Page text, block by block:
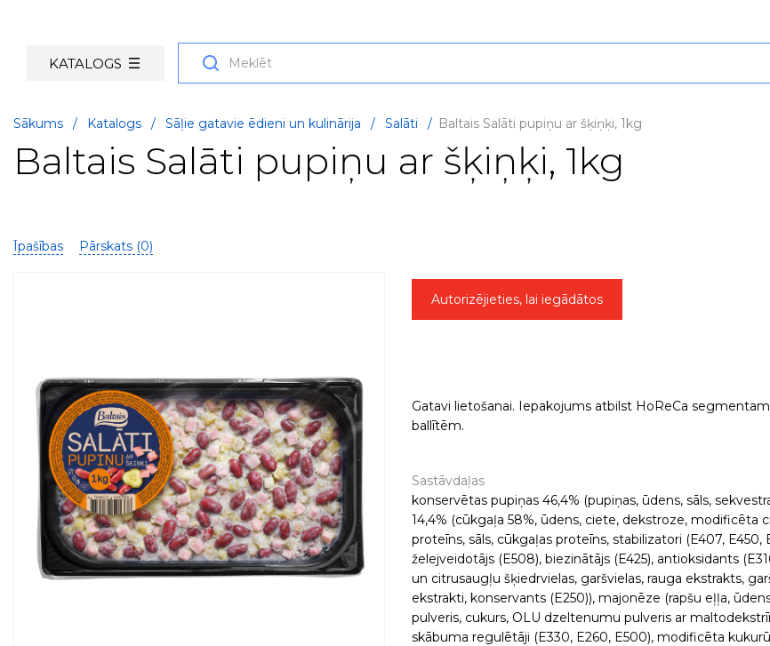
KATALOGS
Sākums / Katalogs / Sāļie gatavie ēdieni un kulinārija / Salāti / Baltais Salāti pupiņu ar šķiņķi, 1kg
Baltais Salāti pupiņu ar šķiņķi, 1kg
Īpašības Pārskats (0)
Autorizējieties, lai iegādātos
Gatavi lietošanai. Iepakojums atbilst HoReCa
ballītēm.
Sastāvdaļas
konservētas pupiņas 46,4% (pupiņas, ūdens, sāls,
14,4% (cūkgaļa 58%, ūdens, ciete, dekstroze, modificēta
proteīns, sāls, cūkgaļas proteīns, stabilizatori (E407, E450,
želejveidotājs (E508), biezinātājs (E425), antioksidants
un citrusaugļu šķiedrvielas, garšvielas, rauga ekstrakts,
ekstrakti, konservants (E250)), majonēze (rapšu eļļa,
pulveris, cukurs, OLU dzeltenumu pulveris ar
skābuma regulētāji (E330, E260, E500), modificēta